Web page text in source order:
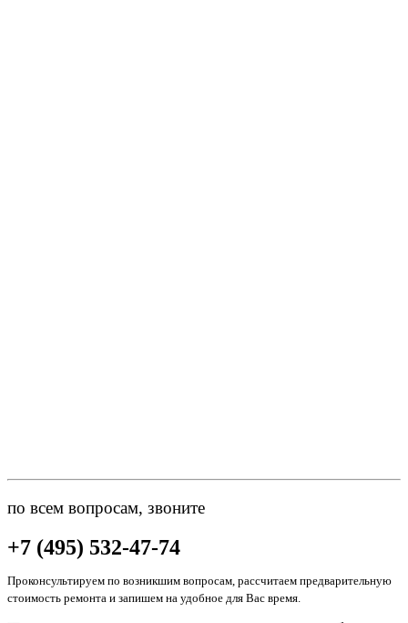
по всем вопросам, звоните
+7 (495) 532-47-74
Проконсультируем по возникшим вопросам, рассчитаем предварительную
стоимость ремонта и запишем на удобное для Вас время.